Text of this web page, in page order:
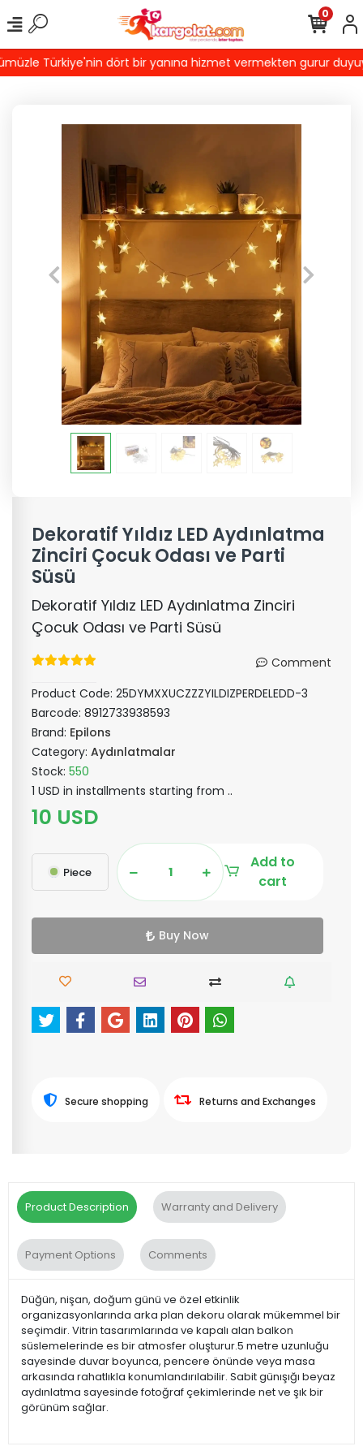
Türkiye'nin dört bir yanına hizmet vermekten gurur
0
Dekoratif Yıldız LED Aydınlatma
Zinciri Çocuk Odası ve Parti
Süsü
Dekoratif Yıldız LED Aydınlatma Zinciri
Çocuk Odası ve Parti Süsü
Comment
Product Code: 25DYMXXUCZZZYILDIZPERDELEDD-3
Barcode: 8912733938593
Brand: Epilons
Category: Aydınlatmalar
Stock: 550
1 USD in installments starting from ..
10 USD
Piece
Add to
cart
Buy Now
Secure shopping Returns and Exchanges
Product Description Warranty and Delivery
Payment Options Comments
Düğün, nişan, doğum günü ve özel etkinlik
organizasyonlarında arka plan dekoru olarak mükemmel bir
seçimdir. Vitrin tasarımlarında ve kapalı alan balkon
süslemelerinde es bir atmosfer oluşturur.5 metre uzunluğu
sayesinde duvar boyunca, pencere önünde veya masa
arkasında rahatlıkla konumlandırılabilir. Sabit günışığı beyaz
aydınlatma sayesinde fotoğraf çekimlerinde net ve şık bir
görünüm sağlar.